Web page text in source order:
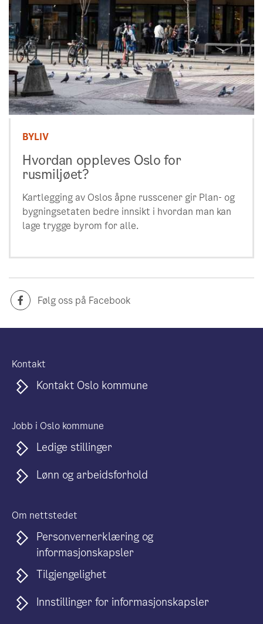
BYLIV
Hvordan oppleves Oslo for
rusmiljøet?
Kartlegging av Oslos åpne russcener gir Plan- og
bygningsetaten bedre innsikt i hvordan man kan
lage trygge byrom for alle.
Følg oss på Facebook
Kontakt
Kontakt Oslo kommune
Jobb i Oslo kommune
Ledige stillinger
Lønn og arbeidsforhold
Om nettstedet
Personvernerklæring og
informasjonskapsler
Tilgjengelighet
Innstillinger for informasjonskapsler